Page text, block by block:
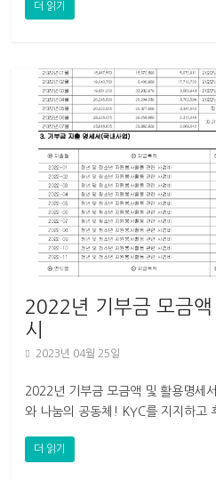
더 읽기
2022년 기부금 모금
시
2023년 04월 25일
2022년 기부금 모금액 및 활용명세
와 나눔의 공동체! KYC를 지지하고
더 읽기